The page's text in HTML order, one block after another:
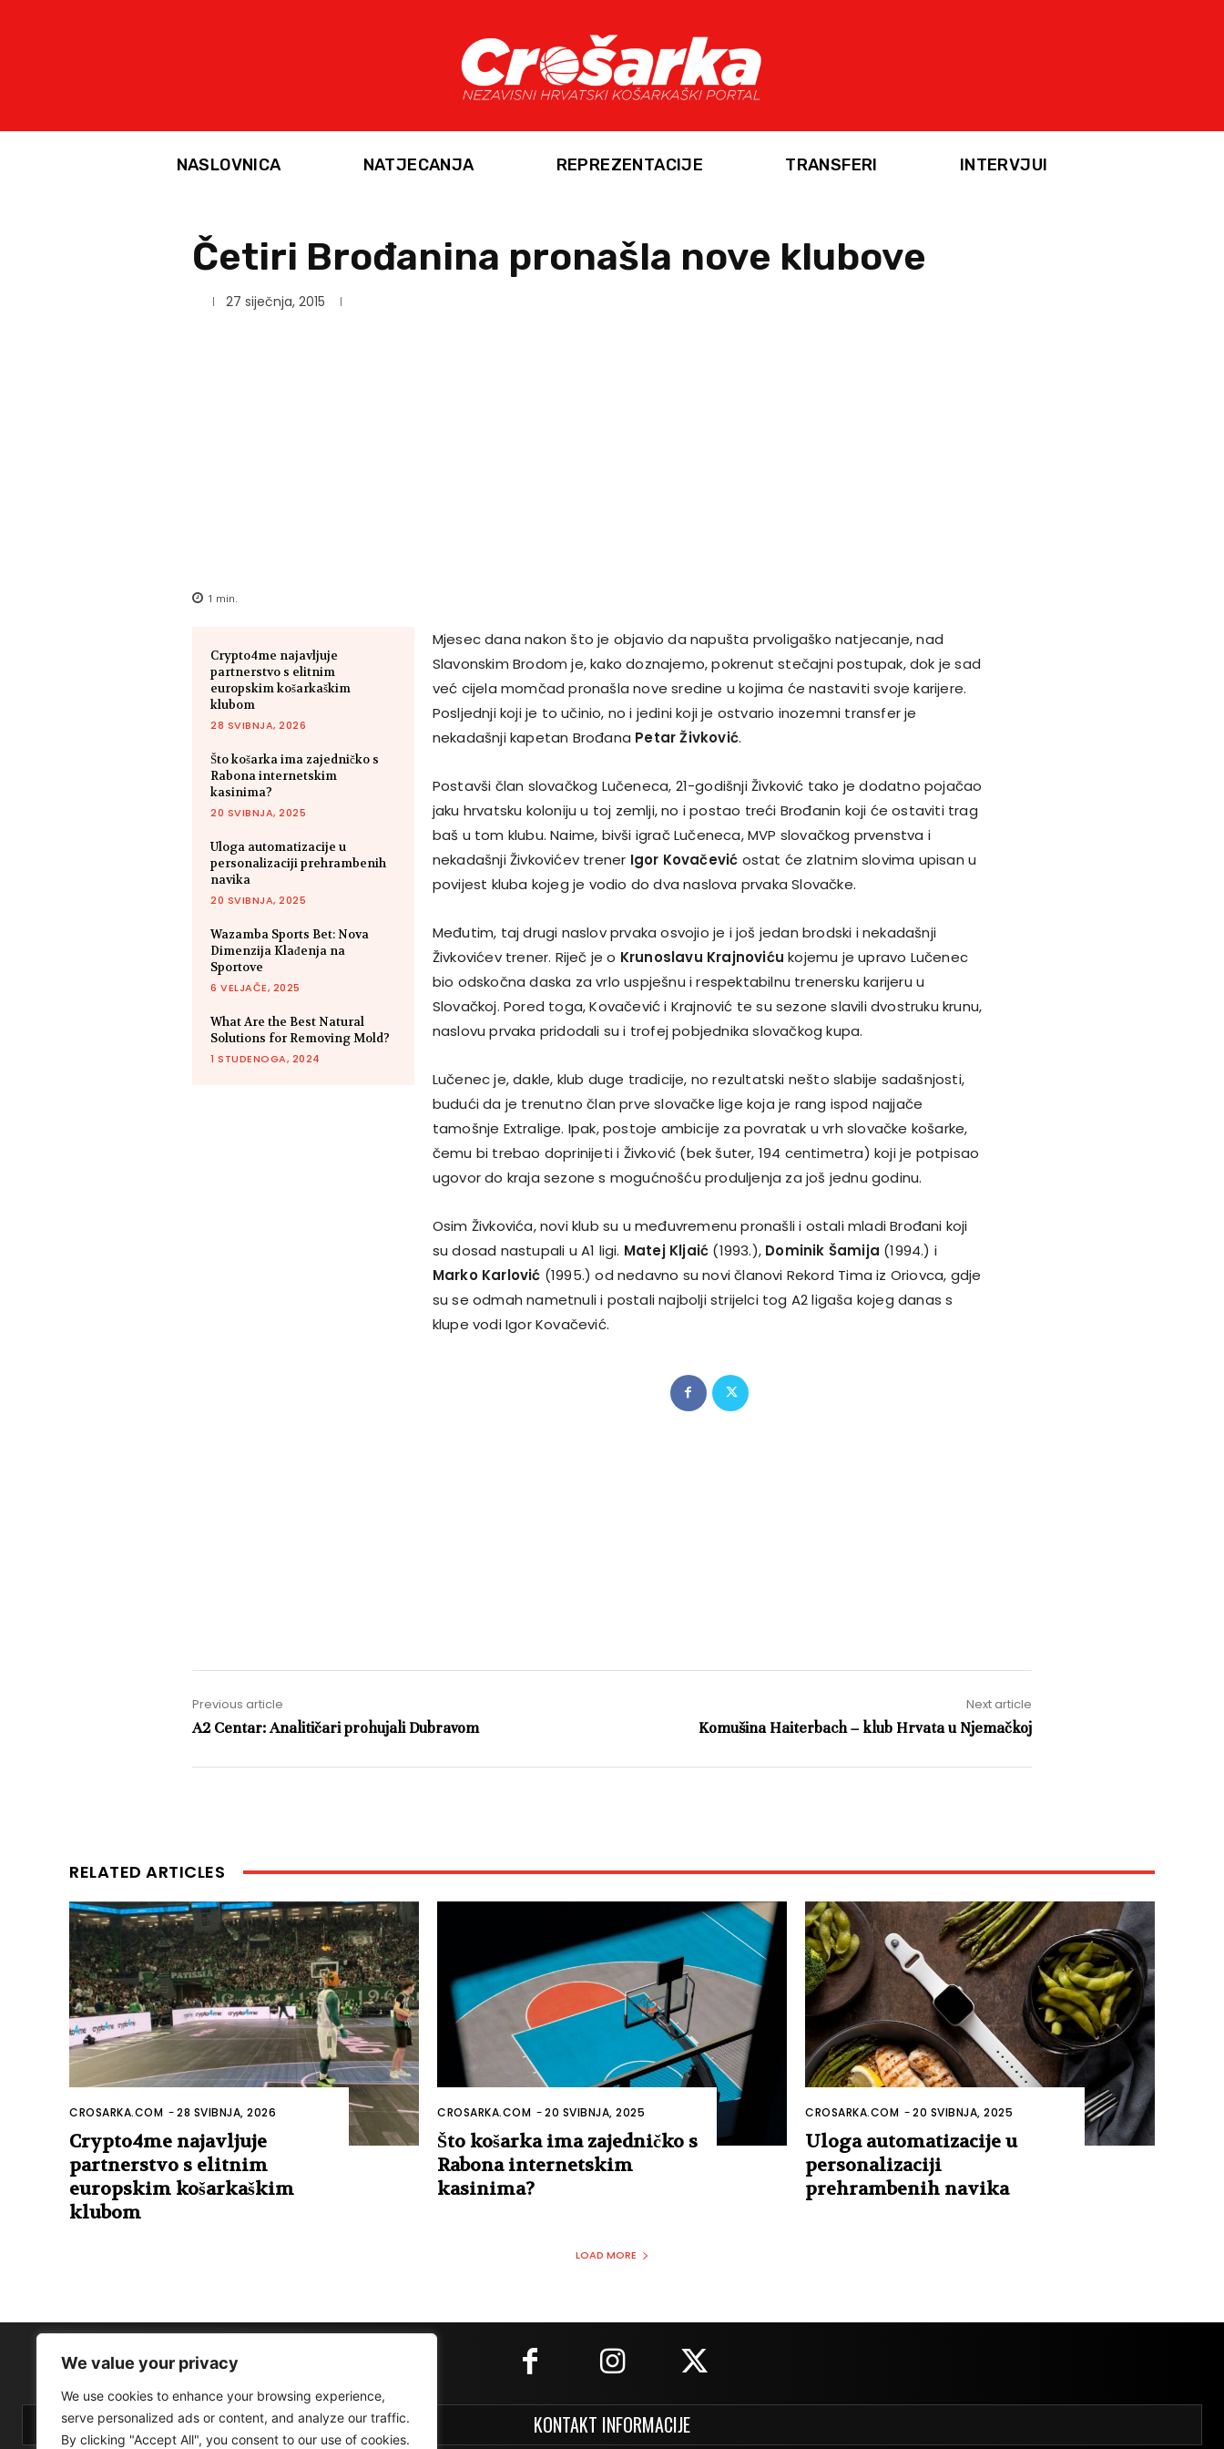
We value your privacy
We use cookies to enhance your browsing experience,
serve personalized ads or content, and analyze our traffic.
By clicking "Accept All", you consent to our use of cookies.
NASLOVNICA NATJECANJA REPREZENTACIJE TRANSFERI INTERVJUI
Četiri Brođanina pronašla nove klubove
27 siječnja, 2015
1 min.
Crypto4me najavljuje
partnerstvo s elitnim
europskim košarkaškim
klubom
28 SVIBNJA, 2026
Što košarka ima zajedničko s
Rabona internetskim
kasinima?
20 SVIBNJA, 2025
Uloga automatizacije u
personalizaciji prehrambenih
navika
20 SVIBNJA, 2025
Wazamba Sports Bet: Nova
Dimenzija Klađenja na
Sportove
6 VELJAČE, 2025
What Are the Best Natural
Solutions for Removing Mold?
1 STUDENOGA, 2024
Mjesec dana nakon što je objavio da napušta prvoligaško natjecanje, nad
Slavonskim Brodom je, kako doznajemo, pokrenut stečajni postupak, dok je sad
već cijela momčad pronašla nove sredine u kojima će nastaviti svoje karijere.
Posljednji koji je to učinio, no i jedini koji je ostvario inozemni transfer je
nekadašnji kapetan Brođana Petar Živković.
Postavši član slovačkog Lučeneca, 21-godišnji Živković tako je dodatno pojačao
jaku hrvatsku koloniju u toj zemlji, no i postao treći Brođanin koji će ostaviti trag
baš u tom klubu. Naime, bivši igrač Lučeneca, MVP slovačkog prvenstva i
nekadašnji Živkovićev trener Igor Kovačević ostat će zlatnim slovima upisan u
povijest kluba kojeg je vodio do dva naslova prvaka Slovačke.
Međutim, taj drugi naslov prvaka osvojio je i još jedan brodski i nekadašnji
Živkovićev trener. Riječ je o Krunoslavu Krajnoviću kojemu je upravo Lučenec
bio odskočna daska za vrlo uspješnu i respektabilnu trenersku karijeru u
Slovačkoj. Pored toga, Kovačević i Krajnović te su sezone slavili dvostruku krunu,
naslovu prvaka pridodali su i trofej pobjednika slovačkog kupa.
Lučenec je, dakle, klub duge tradicije, no rezultatski nešto slabije sadašnjosti,
budući da je trenutno član prve slovačke lige koja je rang ispod najjače
tamošnje Extralige. Ipak, postoje ambicije za povratak u vrh slovačke košarke,
čemu bi trebao doprinijeti i Živković (bek šuter, 194 centimetra) koji je potpisao
ugovor do kraja sezone s mogućnošću produljenja za još jednu godinu.
Osim Živkovića, novi klub su u međuvremenu pronašli i ostali mladi Brođani koji
su dosad nastupali u A1 ligi. Matej Kljaić (1993.), Dominik Šamija (1994.) i
Marko Karlović (1995.) od nedavno su novi članovi Rekord Tima iz Oriovca, gdje
su se odmah nametnuli i postali najbolji strijelci tog A2 ligaša kojeg danas s
klupe vodi Igor Kovačević.
Previous article
A2 Centar: Analitičari prohujali Dubravom
Next article
Komušina Haiterbach – klub Hrvata u Njemačkoj
RELATED ARTICLES
CROSARKA.COM -28 SVIBNJA, 2026
Crypto4me najavljuje
partnerstvo s elitnim
europskim košarkaškim
klubom
CROSARKA.COM -20 SVIBNJA, 2025
Što košarka ima zajedničko s
Rabona internetskim
kasinima?
CROSARKA.COM -20 SVIBNJA, 2025
Uloga automatizacije u
personalizaciji
prehrambenih navika
LOAD MORE
KONTAKT INFORMACIJE